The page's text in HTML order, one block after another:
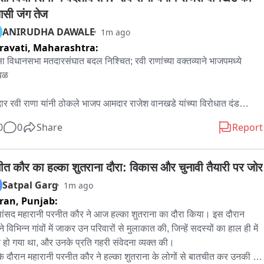
पात्र ओलांडत असताना, नदीतील रेती उपशामुळे पडलेल्या एका मोठ्या
अंदाज न आल्याने अचानक बैलगाडी त्या खड्ड्यात जाऊन उलटली. ​नदीचा
प्रवाह आणि रेतीसाठी पोकलॅण्डद्वारे खोदलेला खोल खड्डा यामुळे बैलगाडीला
दोन बैल आणि गाडीच्या मागे बांधलेला एक बैल असे चारही बैल पाण्यात बुडाले.
सर्व बैलांचा जागीच मृत्यू झाला. या घटनेदरम्यान गाडीवर असलेला शाहिद देशमुख
पाण्याच्या तीव्र प्रवाहामुळे वाहून गेला. ​घटनेची माहिती मिळताच स्थानिक
युद्धपातळीवर शोधमोहीम राबवली जात आहे. मात्र, वाहून गेलेल्या
जात आहे.
जंग तेज
ANIRUDHA DAWALE 1m ago
Maharashtra:
विधानसभा मतदारसंघात बदल निश्चित; रवी राणांच्या वक्तव्याने भाजपमध्ये
रवी राणा यांनी ठोकले भाजप आमदार राजेश वानखडे यांच्या विरोधात दंड
राजकारणात पुन्हा एकदा राजकीय संघर्षाची ठिणगी पडली आहे. भाजपचे
केलेल्या एका वक्तव्याने तिवसा विधानसभा मतदारसंघाच्या राजकारणाला नवे वळण
शक्यता निर्माण झाली आहे. तिवसा विधानसभा मतदारसंघात येत्या काळात
आहे असे वक्तव्य करत रवी राणा यांनी थेट विद्यमान भाजप आमदार राजेश
यांच्याविरोधात दंड थोपटल्याची चर्चा सुरू झाली आहे. त्यामुळे आगामी काळात
विरुद्ध वानखेडे असा संघर्ष पाहायला मिळणार का? याकडे आता राजकीय वर्तुळाचे
आहे.
यांनी हे वक्तव्य भाजपचे माजी जिल्हाध्यक्ष रविराज देशमुख यांच्या वाढदिवसाच्या
0 Share Report
कौर का हल्का शुतराना दौरा: विकास और चुनावी तैयारी पर जोर
Satpal Garg 1m ago
Punjab:
महारानी परनीत कौर ने आज हल्का शुतराना का दौरा किया। इस दौरान
विभिन्न गांवों में जाकर उन परिवारों से मुलाकात की, जिन्हें सदस्यों का हाल ही में
हो गया था, और उनके प्रति गहरी संवेदना व्यक्त की।
दौरान महारानी परनीत कौर ने हल्का शुतराना के लोगों से बातचीत कर उनकी